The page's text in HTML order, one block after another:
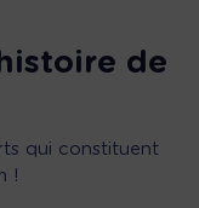
de
qui constituent
!